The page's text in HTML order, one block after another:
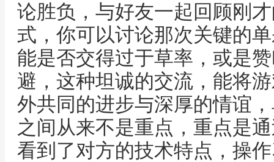
论胜负，与好友一起回顾刚
式，你可以讨论那次关键的
能是否交得过于草率，或是
避，这种坦诚的交流，能将
外共同的进步与深厚的情谊
之间从来不是重点，重点是
看到了对方的技术特点，操